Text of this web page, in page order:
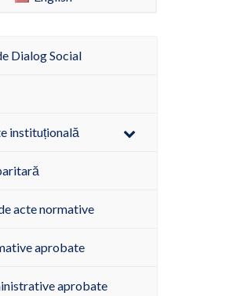
Dialog Social
instituțională
acte normative
aprobate
aprobate